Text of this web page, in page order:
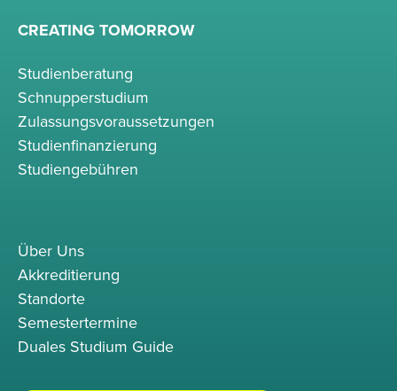
CREATING TOMORROW
Studienberatung
Schnupperstudium
Zulassungsvoraussetzungen
Studienfinanzierung
Studiengebühren
Über Uns
Akkreditierung
Standorte
Semestertermine
Duales Studium Guide